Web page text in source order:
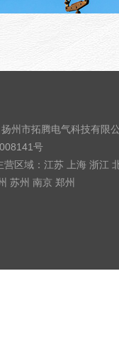
州市拓腾电气科技有限
号
营区域： 江苏 上海 浙江
苏州 南京 郑州